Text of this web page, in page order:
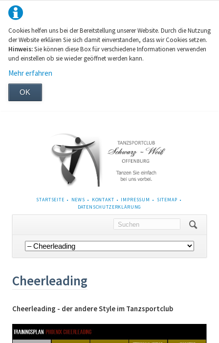
Cookies helfen uns bei der Bereitstellung unserer Website. Durch die Nutzung
der Website erklären Sie sich damit einverstanden, dass wir Cookies setzen.
Hinweis:Sie können diese Box für verschiedene Informationen verwenden
und einstellen ob sie wieder geöffnet werden kann.
Mehr erfahren
OK
NAVIGATION
STARTSEITE NEWS KONTAKT IMPRESSUM
SITEMAP
DATENSCHUTZERKLÄRUNG
Navigation
überspringen
Cheerleading
Cheerleading - der andere Style im Tanzsportclub